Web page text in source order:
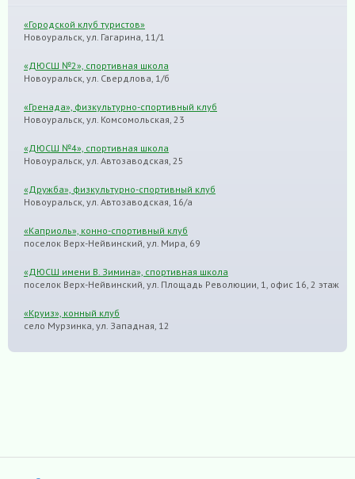
«Городской клуб туристов»
Новоуральск, ул. Гагарина, 11/1
«ДЮСШ №2», спортивная школа
Новоуральск, ул. Свердлова, 1/б
«Гренада», физкультурно-спортивный клуб
Новоуральск, ул. Комсомольская, 23
«ДЮСШ №4», спортивная школа
Новоуральск, ул. Автозаводская, 25
«Дружба», физкультурно-спортивный клуб
Новоуральск, ул. Автозаводская, 16/а
«Каприоль», конно-спортивный клуб
поселок Верх-Нейвинский, ул. Мира, 69
«ДЮСШ имени В. Зимина», спортивная школа
поселок Верх-Нейвинский, ул. Площадь Революции, 1, офис 16, 2 этаж
«Круиз», конный клуб
село Мурзинка, ул. Западная, 12